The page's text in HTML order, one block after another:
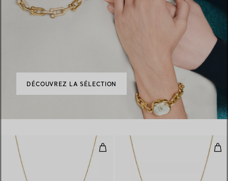
DÉCOUVREZ LA SÉLECTION
Pendentif Color by the Yard en